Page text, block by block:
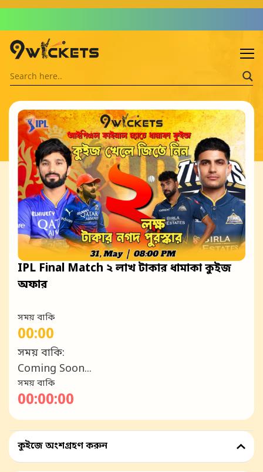
IPL Final Match ২ লাখ টাকার ধামাকা কুইজ
অফার
সময় বাকি
00:00
সময় বাকি:
Coming Soon...
সময় বাকি
00:00:00
কুইজে অংশগ্রহণ করুন